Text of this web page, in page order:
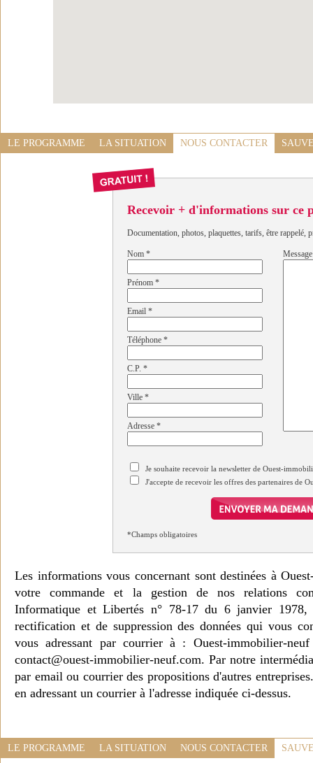
LE PROGRAMME LA SITUATION NOUS CONTACTER
Recevoir + d'informations sur ce
Documentation, photos, plaquettes, tarifs, être rappelé,
Nom *
Prénom *
Email *
Téléphone *
C.P. *
Ville *
Adresse *
Message
Je souhaite recevoir la newsletter de Ouest-
J'accepte de recevoir les offres des partenaires de
*Champs obligatoires
Les informations vous concernant sont destinées à
votre commande et la gestion de nos relations
Informatique et Libertés n° 78-17 du 6 janvier 1978,
rectification et de suppression des données qui vous
vous adressant par courrier à : Ouest-immobilier-
contact@ouest-immobilier-neuf.com. Par notre
par email ou courrier des propositions d'autres
en adressant un courrier à l'adresse indiquée ci-dessus.
LE PROGRAMME LA SITUATION NOUS CONTACTER